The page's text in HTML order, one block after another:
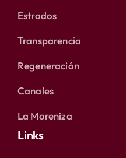
Estrados
Transparencia
Regeneración
Canales
La Moreniza
Links